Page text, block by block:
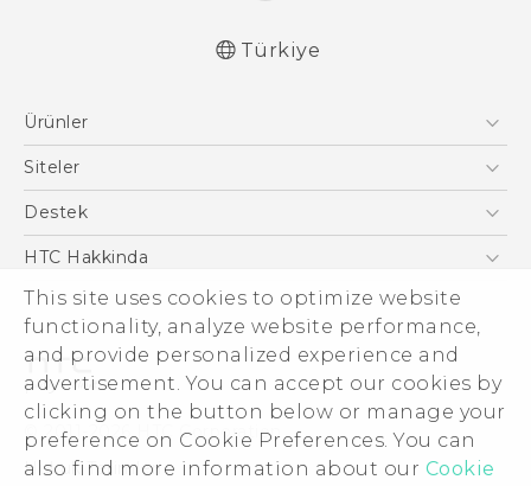
This site uses cookies to optimize website
functionality, analyze website performance,
and provide personalized experience and
advertisement. You can accept our cookies by
clicking on the button below or manage your
preference on Cookie Preferences. You can
also find more information about our Cookie
Türkiye
Ürünler
Akıllı Telefonlar
VIVE
Siteler
HTC Dev
Destek
Destek Merkezi
HTC Hakkinda
ESG
Yatırımcı (İNGİLİZCE)
Gizlilik Politikası
Ürün Güvenliği
Cookie Preferences
İnsan kaynakları
© 2011-2026 HTC Corporation
Hukuk Terimleri